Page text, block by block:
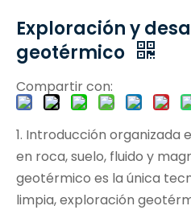
Exploración y
geotérmico
Compartir con:
1. Introducción organizada
en roca, suelo, fluido y
geotérmico es la única
limpia, exploración